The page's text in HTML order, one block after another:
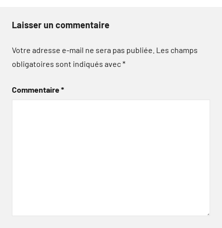
Laisser un commentaire
Votre adresse e-mail ne sera pas publiée. Les champs
obligatoires sont indiqués avec*
Commentaire*